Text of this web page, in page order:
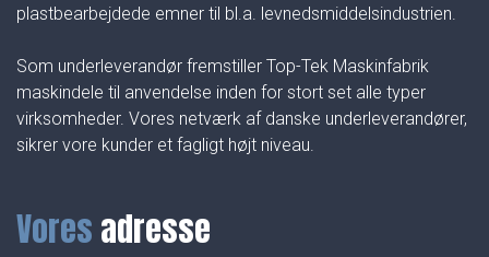
plastbearbejdede emner til bl.a. levnedsmiddelsindustrien.
Som underleverandør fremstiller Top-Tek Maskinfabrik
maskindele til anvendelse inden for stort set alle typer
virksomheder. Vores netværk af danske underleverandører,
sikrer vore kunder et fagligt højt niveau.
Vores adresse